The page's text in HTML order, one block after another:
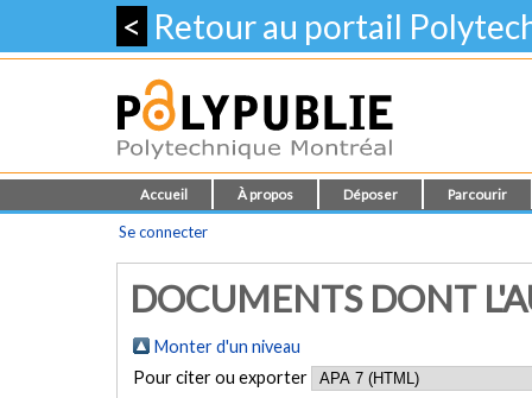
< Retour au portail
Accueil À propos Déposer Parcourir
Se connecter
DOCUMENTS DONT
Monter d'un niveau
Pour citer ou exporter